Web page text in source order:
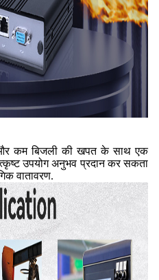
कम बिजली की खपत के साथ एक
उपयोग अनुभव प्रदान कर सकता
वातावरण.